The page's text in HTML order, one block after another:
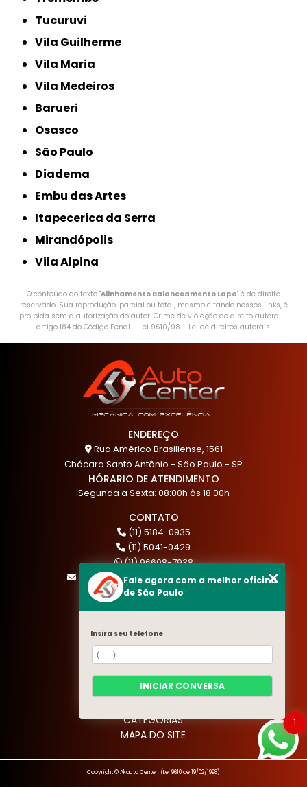
Tucuruvi
Vila Guilherme
Vila Maria
Vila Medeiros
Barueri
Osasco
São Paulo
Diadema
Embu das Artes
Itapecerica da Serra
Mirandópolis
Vila Alpina
O conteúdo do texto "Alinhamento Balanceamento Lapa" é de direito
reservado. Sua reprodução, parcial ou total, mesmo citando nossos links, é
proibida sem a autorização do autor. Crime de violação de direito autoral –
artigo 184 do Código Penal – Lei 9610/98 - Lei de direitos autorais.
ENDEREÇO
Rua Américo Brasiliense, 1561
Chácara Santo Antônio - São Paulo - SP
HÓRARIO DE ATENDIMENTO
Segunda a Sexta: 08:00h às 18:00h
CONTATO
(11) 5184-0935
(11) 5041-0429
(11) 96608-7938
atendimento@akautocenter.com.br
MENU
HOME
QUEM SOMOS
SERVIÇOS
BLOG
CATEGORIAS
MAPA DO SITE
Copyright © Akauto Center. (Lei 9610 de 19/02/1998)
1
Fale agora com a melhor oficina
de São Paulo
Insira seu telefone
INICIAR CONVERSA